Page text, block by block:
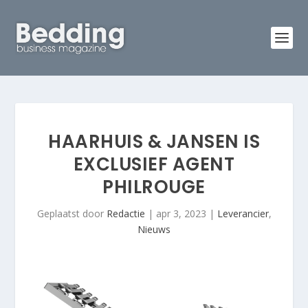
HAARHUIS & JANSEN IS
EXCLUSIEF AGENT
PHILROUGE
Geplaatst door Redactie | apr 3, 2023 | Leverancier,
Nieuws